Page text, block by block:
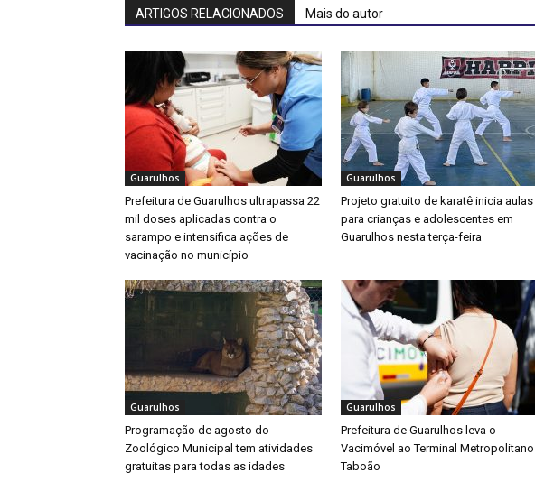
ARTIGOS RELACIONADOS Mais do autor
Guarulhos
Prefeitura de Guarulhos ultrapassa 22
mil doses aplicadas contra o
sarampo e intensifica ações de
vacinação no município
Guarulhos
Projeto gratuito de karatê inicia aulas
para crianças e adolescentes em
Guarulhos nesta terça-feira
Guarulhos
Programação de agosto do
Zoológico Municipal tem atividades
gratuitas para todas as idades
Guarulhos
Prefeitura de Guarulhos leva o
Vacimóvel ao Terminal Metropolitano
Taboão